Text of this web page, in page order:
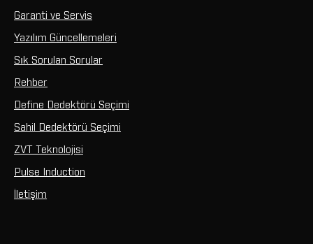
Garanti ve Servis
Yazılım Güncellemeleri
Sık Sorulan Sorular
Rehber
Define Dedektörü Seçimi
Sahil Dedektörü Seçimi
ZVT Teknolojisi
Pulse Induction
İletişim